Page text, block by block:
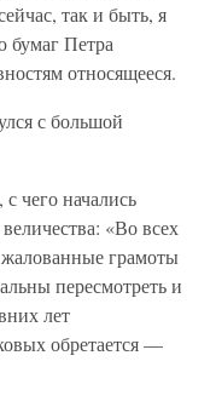
так и быть, я
бумаг Петра
относящееся.
с большой
чего начались
«Во всех
грамоты
пересмотреть и
лет
обретается —